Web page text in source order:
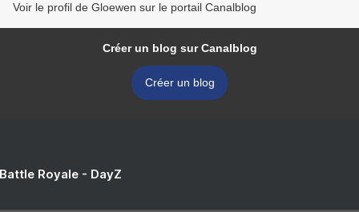
Voir le profil de Gloewen sur le portail Canalblog
Créer un blog sur Canalblog
Créer un blog
Royale - DayZ